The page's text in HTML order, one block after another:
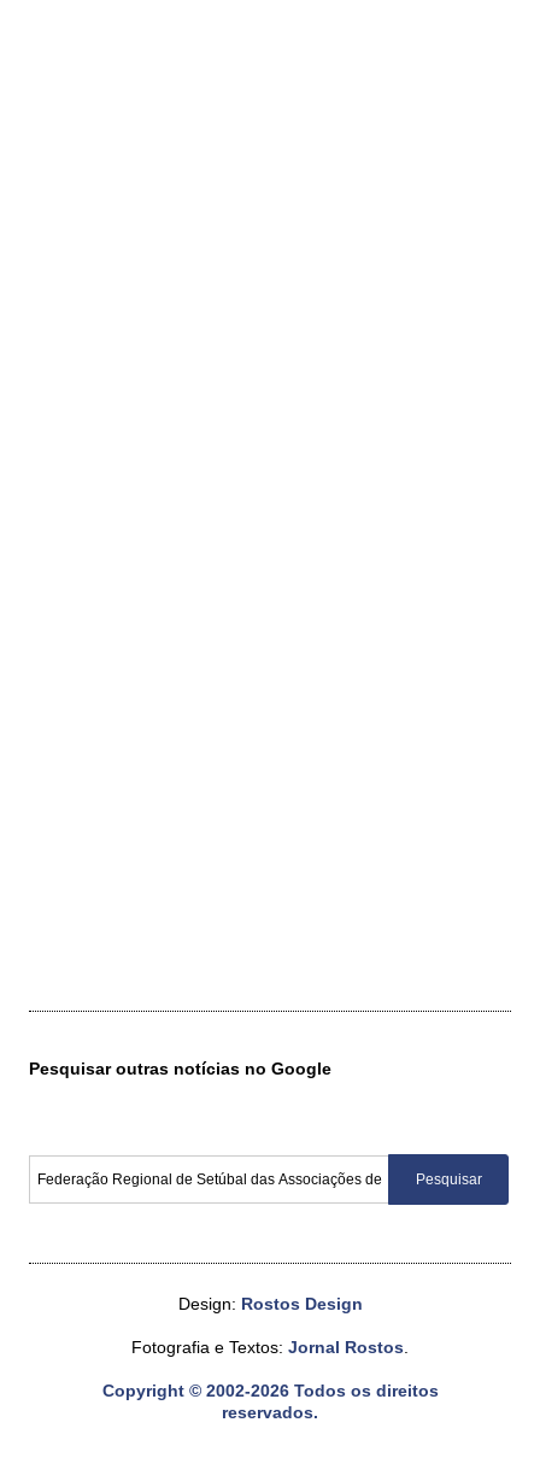
Pesquisar outras notícias no Google
Design: Rostos Design
Fotografia e Textos: Jornal Rostos.
Copyright © 2002-2026 Todos os direitos
reservados.